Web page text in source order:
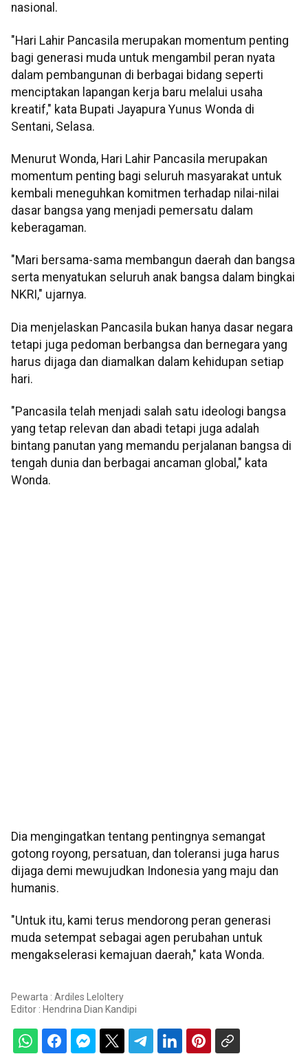
nasional.
"Hari Lahir Pancasila merupakan momentum penting
bagi generasi muda untuk mengambil peran nyata
dalam pembangunan di berbagai bidang seperti
menciptakan lapangan kerja baru melalui usaha
kreatif," kata Bupati Jayapura Yunus Wonda di
Sentani, Selasa.
Menurut Wonda, Hari Lahir Pancasila merupakan
momentum penting bagi seluruh masyarakat untuk
kembali meneguhkan komitmen terhadap nilai-nilai
dasar bangsa yang menjadi pemersatu dalam
keberagaman.
"Mari bersama-sama membangun daerah dan bangsa
serta menyatukan seluruh anak bangsa dalam bingkai
NKRI," ujarnya.
Dia menjelaskan Pancasila bukan hanya dasar negara
tetapi juga pedoman berbangsa dan bernegara yang
harus dijaga dan diamalkan dalam kehidupan setiap
hari.
"Pancasila telah menjadi salah satu ideologi bangsa
yang tetap relevan dan abadi tetapi juga adalah
bintang panutan yang memandu perjalanan bangsa di
tengah dunia dan berbagai ancaman global," kata
Wonda.
Dia mengingatkan tentang pentingnya semangat
gotong royong, persatuan, dan toleransi juga harus
dijaga demi mewujudkan Indonesia yang maju dan
humanis.
"Untuk itu, kami terus mendorong peran generasi
muda setempat sebagai agen perubahan untuk
mengakselerasi kemajuan daerah," kata Wonda.
Pewarta : Ardiles Leloltery
Editor : Hendrina Dian Kandipi